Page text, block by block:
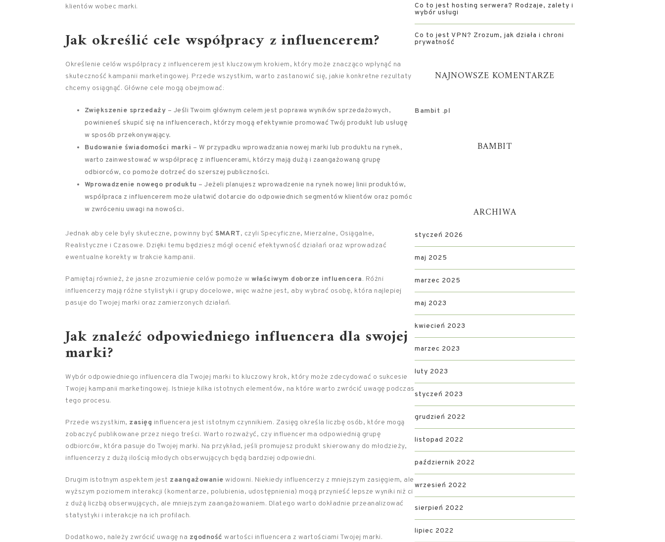
klientów wobec marki.
Jak określić cele współpracy z influencerem?
Określenie celów współpracy z influencerem jest kluczowym krokiem, który może znacząco wpłynąć na
skuteczność kampanii marketingowej. Przede wszystkim, warto zastanowić się, jakie konkretne rezultaty
chcemy osiągnąć. Główne cele mogą obejmować:
Zwiększenie sprzedaży – Jeśli Twoim głównym celem jest poprawa wyników sprzedażowych,
powinieneś skupić się na influencerach, którzy mogą efektywnie promować Twój produkt lub usługę
w sposób przekonywający.
Budowanie świadomości marki – W przypadku wprowadzania nowej marki lub produktu na rynek,
warto zainwestować w współpracę z influencerami, którzy mają dużą i zaangażowaną grupę
odbiorców, co pomoże dotrzeć do szerszej publiczności.
Wprowadzenie nowego produktu – Jeżeli planujesz wprowadzenie na rynek nowej linii produktów,
współpraca z influencerem może ułatwić dotarcie do odpowiednich segmentów klientów oraz pomóc
w zwróceniu uwagi na nowości.
Jednak aby cele były skuteczne, powinny być SMART, czyli Specyficzne, Mierzalne, Osiągalne,
Realistyczne i Czasowe. Dzięki temu będziesz mógł ocenić efektywność działań oraz wprowadzać
ewentualne korekty w trakcie kampanii.
Pamiętaj również, że jasne zrozumienie celów pomoże w właściwym doborze influencera. Różni
influencerzy mają różne stylistyki i grupy docelowe, więc ważne jest, aby wybrać osobę, która najlepiej
pasuje do Twojej marki oraz zamierzonych działań.
Jak znaleźć odpowiedniego influencera dla swojej
marki?
Wybór odpowiedniego influencera dla Twojej marki to kluczowy krok, który może zdecydować o sukcesie
Twojej kampanii marketingowej. Istnieje kilka istotnych elementów, na które warto zwrócić uwagę podczas
tego procesu.
Przede wszystkim, zasięg influencera jest istotnym czynnikiem. Zasięg określa liczbę osób, które mogą
zobaczyć publikowane przez niego treści. Warto rozważyć, czy influencer ma odpowiednią grupę
odbiorców, która pasuje do Twojej marki. Na przykład, jeśli promujesz produkt skierowany do młodzieży,
influencerzy z dużą ilością młodych obserwujących będą bardziej odpowiedni.
Drugim istotnym aspektem jest zaangażowanie widowni. Niekiedy influencerzy z mniejszym zasięgiem, ale
wyższym poziomem interakcji (komentarze, polubienia, udostępnienia) mogą przynieść lepsze wyniki niż ci
z dużą liczbą obserwujących, ale mniejszym zaangażowaniem. Dlatego warto dokładnie przeanalizować
statystyki i interakcje na ich profilach.
Dodatkowo, należy zwrócić uwagę na zgodność wartości influencera z wartościami Twojej marki.
Co to jest hosting serwera? Rodzaje, zalety i
wybór usługi
Co to jest VPN? Zrozum, jak działa i chroni
prywatność
NAJNOWSZE KOMENTARZE
Bambit .pl
BAMBIT
ARCHIWA
styczeń 2026
maj 2025
marzec 2025
maj 2023
kwiecień 2023
marzec 2023
luty 2023
styczeń 2023
grudzień 2022
listopad 2022
październik 2022
wrzesień 2022
sierpień 2022
lipiec 2022